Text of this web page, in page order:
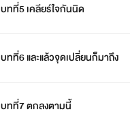
บทที่5 เคลียร์ใจกันนิด
บทที่6 และแล้วจุดเปลี่ยนก็มาถึง
บทที่7 ตกลงตามนี้